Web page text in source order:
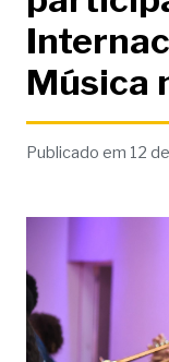
Música
Publicado em 12